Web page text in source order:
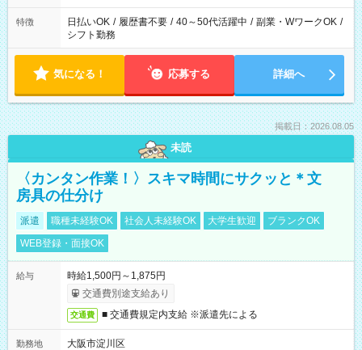
特徴 日払いOK / 履歴書不要 / 40～50代活躍中 / 副業・WワークOK /
シフト勤務
気になる！ 応募する 詳細へ
掲載日：2026.08.05
未読
〈カンタン作業！〉スキマ時間にサクッと＊文
房具の仕分け
派遣 職種未経験OK 社会人未経験OK 大学生歓迎
ブランクOK
WEB登録・面接OK
給与
時給1,500円～1,875円
交通費別途支給あり
交通費 ■ 交通費規定内支給 ※派遣先による
勤務地
大阪市淀川区